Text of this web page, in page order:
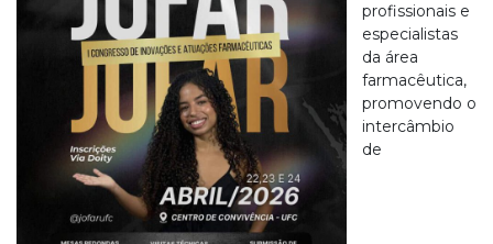
profissionais e
especialistas
da área
farmacêutica,
promovendo o
intercâmbio
de